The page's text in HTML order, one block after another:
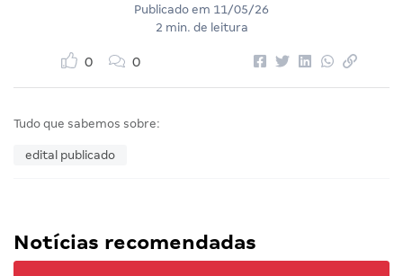
Publicado em 11/05/26
2 min. de leitura
0 0
Tudo que sabemos sobre:
edital publicado
Notícias recomendadas